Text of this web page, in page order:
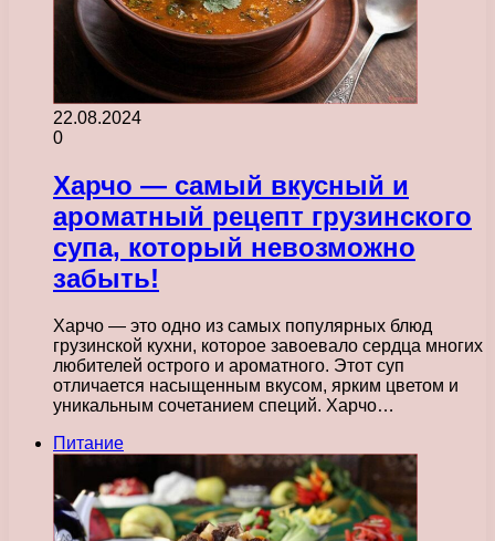
22.08.2024
0
Харчо — самый вкусный и
ароматный рецепт грузинского
супа, который невозможно
забыть!
Харчо — это одно из самых популярных блюд
грузинской кухни, которое завоевало сердца многих
любителей острого и ароматного. Этот суп
отличается насыщенным вкусом, ярким цветом и
уникальным сочетанием специй. Харчо…
Питание